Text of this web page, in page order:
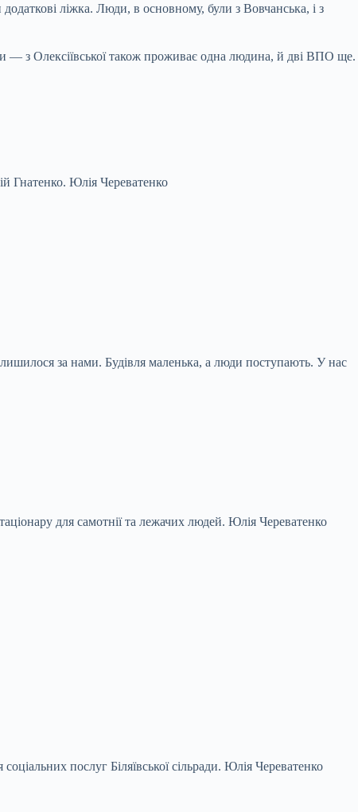
ліжка. Люди, в основному, були з Вовчанська, і з
— з Олексіївської також проживає одна людина, й дві ВПО ще.
Гнатенко. Юлія Череватенко
за нами. Будівля маленька, а люди поступають. У нас
для самотнії та лежачих людей. Юлія Череватенко
послуг Біляївської сільради. Юлія Череватенко